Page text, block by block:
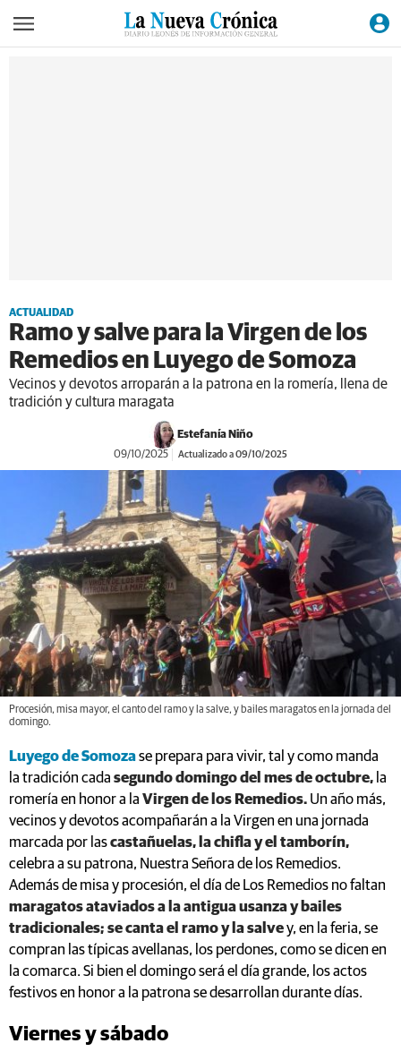
ACTUALIDAD
Ramo y salve para la Virgen de los
Remedios en Luyego de Somoza
Vecinos y devotos arroparán a la patrona en la romería, llena de
tradición y cultura maragata
Estefanía Niño
09/10/2025 Actualizado a 09/10/2025
Procesión, misa mayor, el canto del ramo y la salve, y bailes maragatos en la jornada del
domingo.
Luyego de Somozase prepara para vivir, tal y como manda
la tradición cada segundo domingo del mes de octubre, la
romería en honor a la Virgen de los Remedios. Un año más,
vecinos y devotos acompañarán a la Virgen en una jornada
marcada por lascastañuelas, la chifla y el tamborín,
celebra a su patrona, Nuestra Señora de los Remedios.
Además de misa y procesión, el día de Los Remedios no faltan
maragatos ataviados a la antigua usanza y bailes
tradicionales; se canta el ramo y la salvey, en la feria, se
compran las típicas avellanas, los perdones, como se dicen en
la comarca. Si bien el domingo será el día grande, los actos
festivos en honor a la patrona se desarrollan durante días.
Viernes y sábado